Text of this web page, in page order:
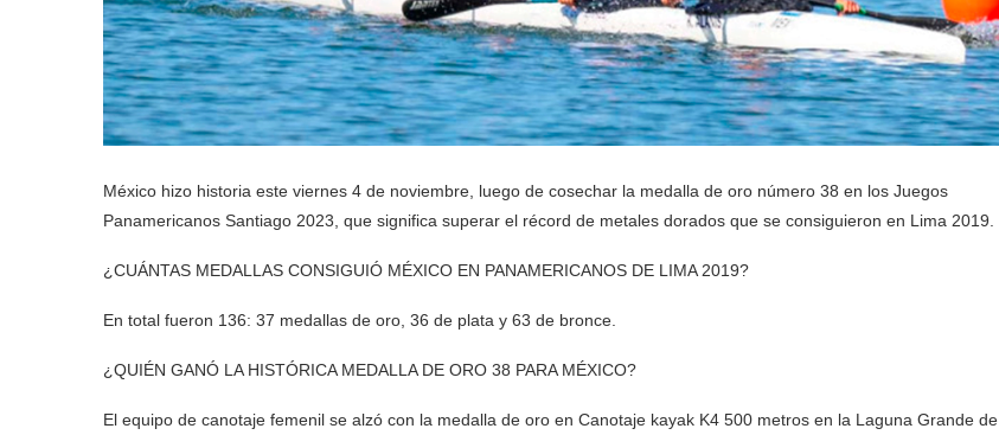
México hizo historia este viernes 4 de noviembre, luego de cosechar la medalla de oro número 38 en los Juegos
Panamericanos Santiago 2023, que significa superar el récord de metales dorados que se consiguieron en Lima 2019.
¿CUÁNTAS MEDALLAS CONSIGUIÓ MÉXICO EN PANAMERICANOS DE LIMA 2019?
En total fueron 136: 37 medallas de oro, 36 de plata y 63 de bronce.
¿QUIÉN GANÓ LA HISTÓRICA MEDALLA DE ORO 38 PARA MÉXICO?
El equipo de canotaje femenil se alzó con la medalla de oro en Canotaje kayak K4 500 metros en la Laguna Grande de